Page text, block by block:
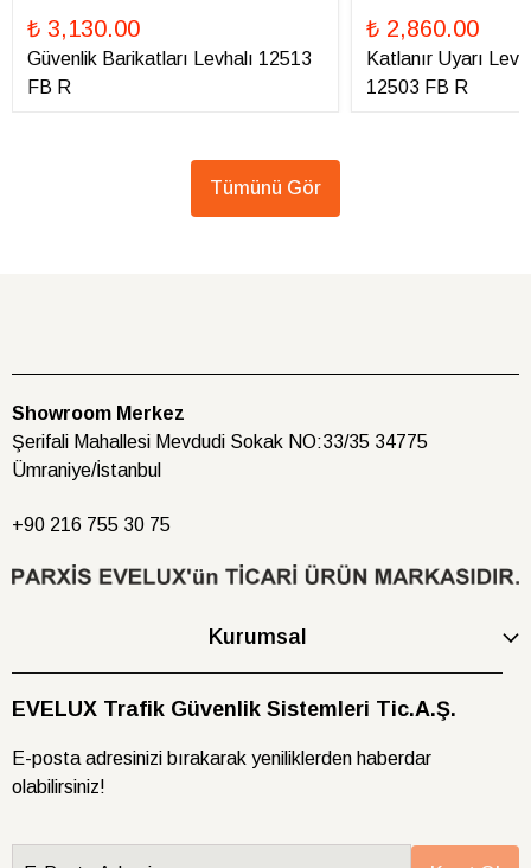
₺ 3,130.00
Güvenlik Barikatları Levhalı 12513
FB R
₺ 2,860.00
Katlanır Uyarı
12503 FB R
Tümünü Gör
Showroom Merkez
Şerifali Mahallesi Mevdudi Sokak NO:33/35 34775
Ümraniye/İstanbul
+90 216 755 30 75
Kurumsal
EVELUX Trafik Güvenlik Sistemleri Tic.A.Ş.
E-posta adresinizi bırakarak yeniliklerden haberdar
olabilirsiniz!